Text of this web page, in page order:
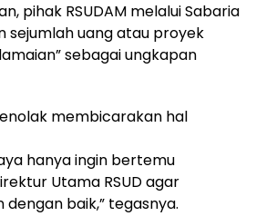
pihak RSUDAM melalui Sabaria
sejumlah uang atau proyek
sebagai ungkapan
membicarakan hal
hanya ingin bertemu
Utama RSUD agar
baik,” tegasnya.